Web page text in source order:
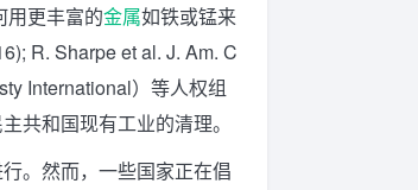
用更丰富的金属如铁或锰来
R. Sharpe et al. J. Am. C
International）等人权组
共和国现有工业的清理。
。然而，一些国家正在倡